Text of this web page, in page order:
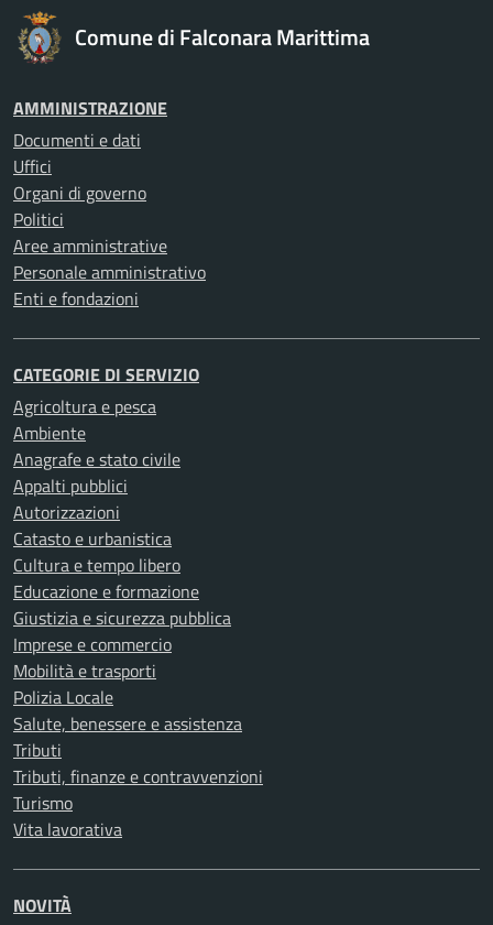
Comune di Falconara Marittima
AMMINISTRAZIONE
Documenti e dati
Uffici
Organi di governo
Politici
Aree amministrative
Personale amministrativo
Enti e fondazioni
CATEGORIE DI SERVIZIO
Agricoltura e pesca
Ambiente
Anagrafe e stato civile
Appalti pubblici
Autorizzazioni
Catasto e urbanistica
Cultura e tempo libero
Educazione e formazione
Giustizia e sicurezza pubblica
Imprese e commercio
Mobilità e trasporti
Polizia Locale
Salute, benessere e assistenza
Tributi
Tributi, finanze e contravvenzioni
Turismo
Vita lavorativa
NOVITÀ